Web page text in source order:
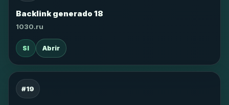
Backlink generado 18
1030.ru
SI Abrir
#19